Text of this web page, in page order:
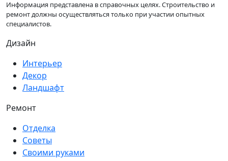
Информация представлена в справочных целях. Строительство и
ремонт должны осуществляться только при участии опытных
специалистов.
Дизайн
Интерьер
Декор
Ландшафт
Ремонт
Отделка
Советы
Своими руками